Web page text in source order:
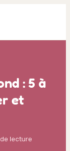
: 5 à
et
lecture